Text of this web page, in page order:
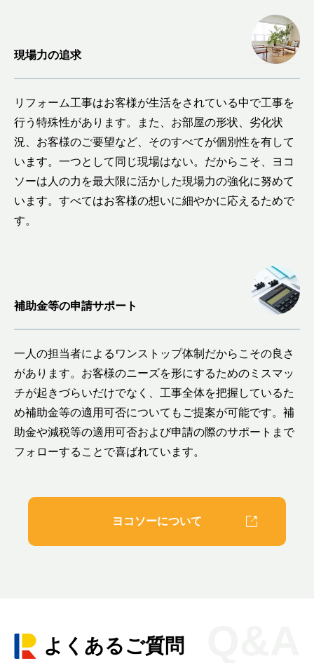
現場力の追求
リフォーム工事はお客様が生活をされている中で工事を
行う特殊性があります。また、お部屋の形状、劣化状
況、お客様のご要望など、そのすべてが個別性を有して
います。一つとして同じ現場はない。だからこそ、ヨコ
ソーは人の力を最大限に活かした現場力の強化に努めて
います。すべてはお客様の想いに細やかに応えるためで
す。
補助金等の申請サポート
一人の担当者によるワンストップ体制だからこその良さ
があります。お客様のニーズを形にするためのミスマッ
チが起きづらいだけでなく、工事全体を把握しているた
め補助金等の適用可否についてもご提案が可能です。補
助金や減税等の適用可否および申請の際のサポートまで
フォローすることで喜ばれています。
ヨコソーについて
よくあるご質問